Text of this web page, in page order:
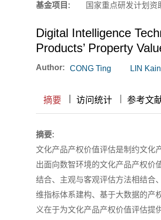
基金项目: 国家重点研发计划资
Digital Intelligence
Products’ Property
Author: CONG Ting LIN
摘要 访问统计 参考文
摘要:
文化产品产权价值评估是制约文化
出面向数智环境的文化产品产权价
结合、主观与客观评估方法相结合
维指标体系建构、基于大数据的产
义在于为文化产品产权价值评估提